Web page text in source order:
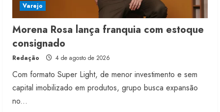
Varejo
Morena Rosa lança franquia com estoque
consignado
Redação 4 de agosto de 2026
Com formato Super Light, de menor investimento e sem
capital imobilizado em produtos, grupo busca expansão
no...